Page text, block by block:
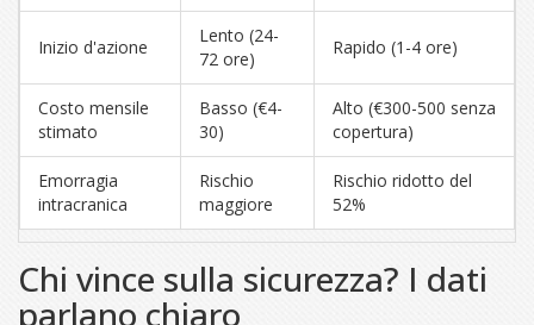
Inizio d'azione
Lento (24-
72 ore)
Rapido (1-4 ore)
Costo mensile
stimato
Basso (€4-
30)
Alto (€300-500 senza
copertura)
Emorragia
intracranica
Rischio
maggiore
Rischio ridotto del
52%
Chi vince sulla sicurezza? I dati
parlano chiaro